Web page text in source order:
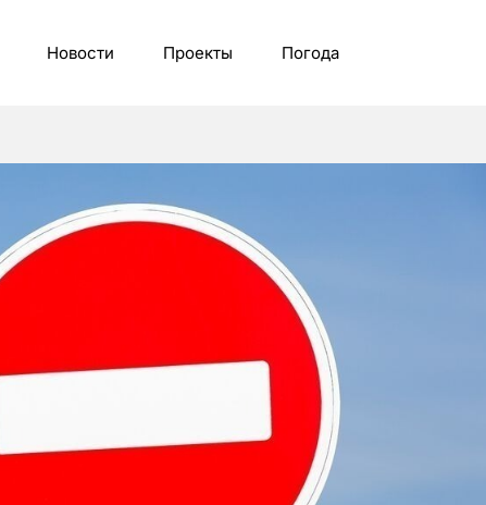
Новости Проекты Погода